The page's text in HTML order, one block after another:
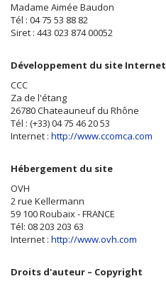
Madame Aimée Baudon
Tél : 04 75 53 88 82
Siret : 443 023 874 00052
Développement du site Internet
CCC
Za de l'étang
26780 Chateauneuf du Rhône
Tél : (+33) 04 75 46 20 53
Internet : http://www.ccomca.com
Hébergement du site
OVH
2 rue Kellermann
59 100 Roubaix - FRANCE
Tél: 08 203 203 63
Internet : http://www.ovh.com
Droits d'auteur – Copyright